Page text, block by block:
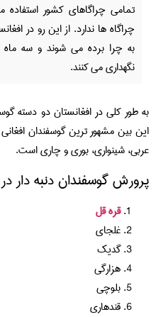
تمامی چراگاهای کشور
به چرا برده می شوند و سه ماه
نگهداری می کنند.
به طور کلی در افغانستان دو دسته
این بین مشهور ترین گوسفندان
عربی، شینواری، بوری و چاری است.
پرورش گوسفندان دنبه دار
قره قل
غلجای
گدیک
هزارگی
بلوچی
قندهاری